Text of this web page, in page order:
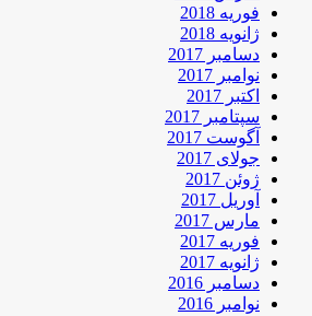
فوریه 2018
ژانویه 2018
دسامبر 2017
نوامبر 2017
اکتبر 2017
سپتامبر 2017
آگوست 2017
جولای 2017
ژوئن 2017
آوریل 2017
مارس 2017
فوریه 2017
ژانویه 2017
دسامبر 2016
نوامبر 2016